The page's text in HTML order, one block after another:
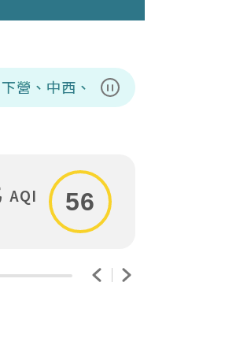
暫停播放
永康、安平、安定、安南、
AQI
56